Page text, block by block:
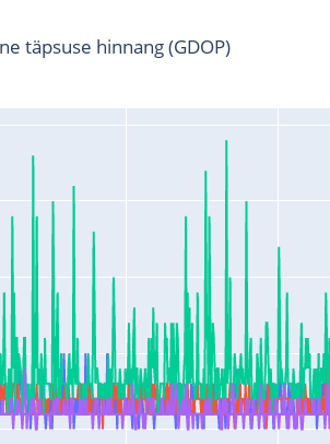
täpsuse hinnang (GDOP)